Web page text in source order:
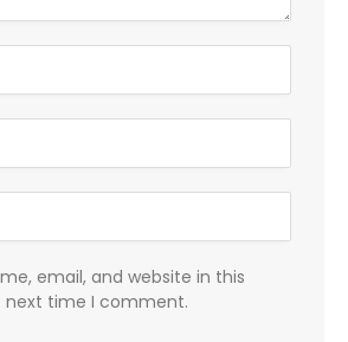
email, and website in this
next time I comment.